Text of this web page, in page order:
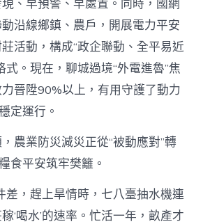
、早預警、早處置。同時，國網
沿線鄉鎮、農戶，開展電力平安
活動，構成“政企聯動、全平易近
式。現在，聊城過境“外電進魯”焦
晉陞90%以上，有用守護了動力
定運行。
農業防災減災正從“被動應對”轉
食平安筑牢樊籬。
差，趕上旱情時，七八臺抽水機連
‘喝水’的速率。忙活一年，畝產才